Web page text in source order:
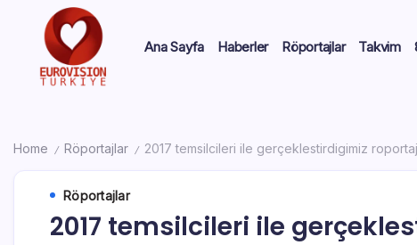
Ana Sayfa Haberler Röportajlar Takvim
Home / Röportajlar / 2017 temsilcileri ile gerçeklestirdigimiz
Röportajlar
2017 temsilcileri ile